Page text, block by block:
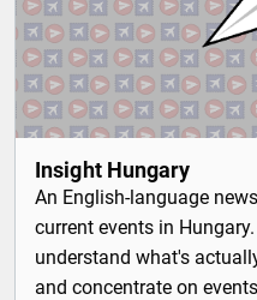
Insight Hungary
An English-language
current events in
understand what's
and concentrate on